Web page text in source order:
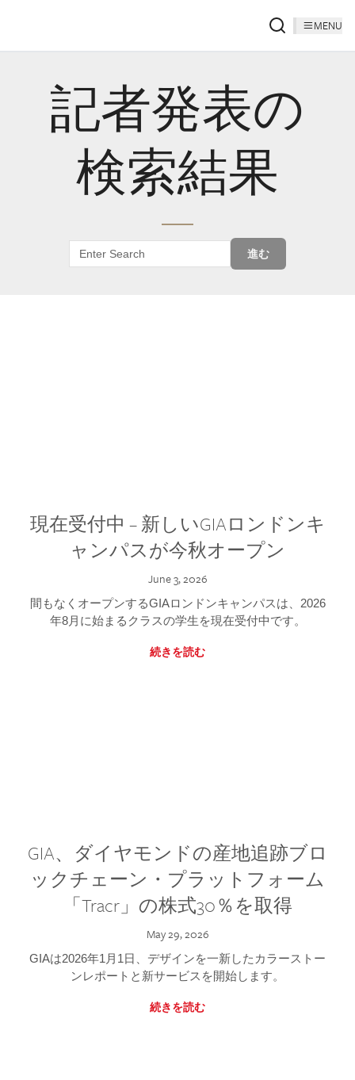
MENU
記者発表の
検索結果
進む
現在受付中 – 新しいGIAロンドンキ
ャンパスが今秋オープン
June 3, 2026
間もなくオープンするGIAロンドンキャンパスは、2026
年8月に始まるクラスの学生を現在受付中です。
続きを読む
GIA、ダイヤモンドの産地追跡ブロ
ックチェーン・プラットフォーム
「Tracr」の株式30％を取得
May 29, 2026
GIAは2026年1月1日、デザインを一新したカラーストー
ンレポートと新サービスを開始します。
続きを読む